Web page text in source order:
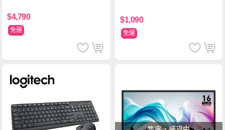
$4,790
免運
$1,090
免運